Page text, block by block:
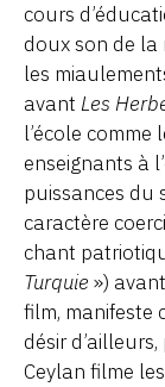
cours
doux son de la
les
avant Les
l’école comme
enseignants à
puissances du
caractère
chant
Turquie »)
film, manifeste
désir
Ceylan filme